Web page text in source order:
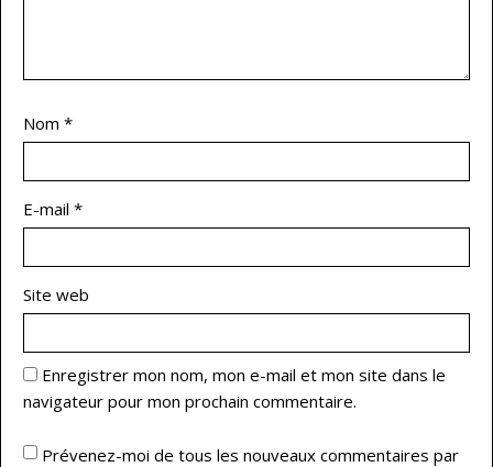
Nom *
E-mail *
Site web
Enregistrer mon nom, mon e-mail et mon site dans le
navigateur pour mon prochain commentaire.
Prévenez-moi de tous les nouveaux commentaires par